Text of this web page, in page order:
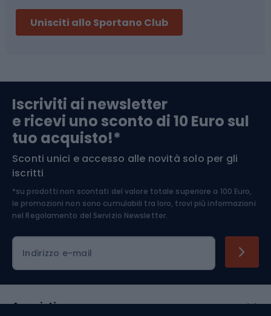
Abbigliamento da escursionismo
Componenti per biciclette
Arrampicata
Medicina dello sport
Abbigliamento ciclistico
Unisciti allo Sportano Club
Iscriviti ai newsletter
e ricevi uno sconto di 10 Euro sul
tuo acquisto!*
Sconti unici e accesso alle novità solo per gli
iscritti
*su prodotti non scontati del valore totale superiore a 100 Euro,
le promozioni non sono cumulabili tra loro, trovi più informazioni
nel Regolamento del Servizio Newsletter.
Indirizzo e-mail
Acquisti